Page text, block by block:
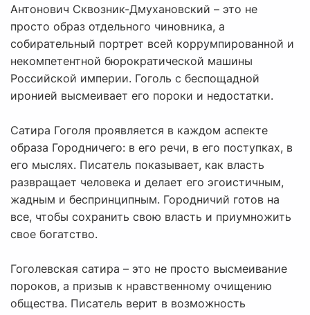
Антонович Сквозник-Дмухановский – это не
просто образ отдельного чиновника, а
собирательный портрет всей коррумпированной и
некомпетентной бюрократической машины
Российской империи. Гоголь с беспощадной
иронией высмеивает его пороки и недостатки.
Сатира Гоголя проявляется в каждом аспекте
образа Городничего: в его речи, в его поступках, в
его мыслях. Писатель показывает, как власть
развращает человека и делает его эгоистичным,
жадным и беспринципным. Городничий готов на
все, чтобы сохранить свою власть и приумножить
свое богатство.
Гоголевская сатира – это не просто высмеивание
пороков, а призыв к нравственному очищению
общества. Писатель верит в возможность